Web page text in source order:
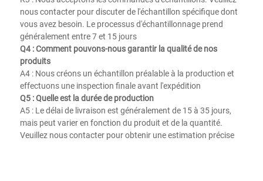
nous contacter pour discuter de l'échantillon spécifique dont
vous avez besoin. Le processus d'échantillonnage prend
généralement entre 7 et 15 jours
Q4 : Comment pouvons-nous garantir la qualité de nos
produits
A4 : Nous créons un échantillon préalable à la production et
effectuons une inspection finale avant l'expédition
Q5 : Quelle est la durée de production
A5 : Le délai de livraison est généralement de 15 à 35 jours,
mais peut varier en fonction du produit et de la quantité.
Veuillez nous contacter pour obtenir une estimation précise